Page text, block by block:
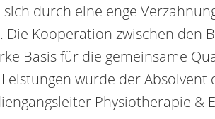
durch eine enge
Kooperation zwischen den
Basis für die gemeinsame
wurde der Absolvent
Physiotherapie &